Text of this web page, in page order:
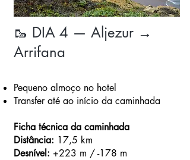
🥾 DIA 4 — Aljezur →
Arrifana
Pequeno almoço no hotel
Transfer até ao início da caminhada
Ficha técnica da caminhada
Distância: 17,5 km
Desnível: +223 m / -178 m